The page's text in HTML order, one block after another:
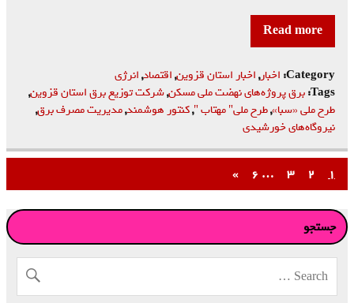
Read more
Category: اخبار,اخبار استان قزوین,اقتصاد,انرژی
Tags: برق پروژه‌های نهضت ملی مسکن,شرکت توزیع برق استان قزوین,
طرح ملی «سبا»,طرح ملی" مهتاب ",کنتور هوشمند,مدیریت مصرف برق,
نیروگاه‌های خورشیدی
۱ ۲ ۳ … ۶ »
جستجو